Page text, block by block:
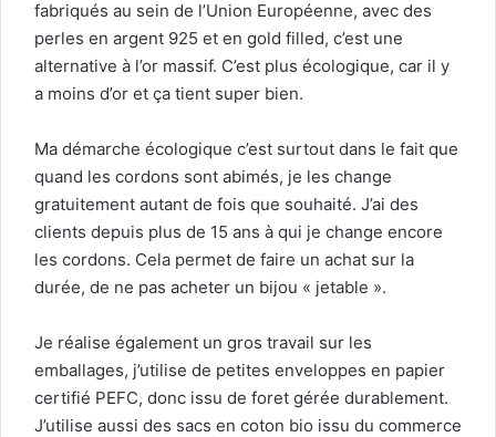
fabriqués au sein de l’Union Européenne, avec des
perles en argent 925 et en gold filled, c’est une
alternative à l’or massif. C’est plus écologique, car il y
a moins d’or et ça tient super bien.
Ma démarche écologique c’est surtout dans le fait que
quand les cordons sont abimés, je les change
gratuitement autant de fois que souhaité. J’ai des
clients depuis plus de 15 ans à qui je change encore
les cordons. Cela permet de faire un achat sur la
durée, de ne pas acheter un bijou « jetable ».
Je réalise également un gros travail sur les
emballages, j’utilise de petites enveloppes en papier
certifié PEFC, donc issu de foret gérée durablement.
J’utilise aussi des sacs en coton bio issu du commerce